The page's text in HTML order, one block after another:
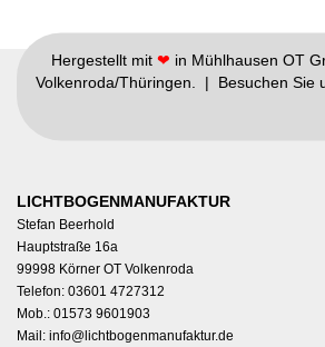
Hergestellt mit ❤ in Mühlhausen OT
Volkenroda/Thüringen. | Besuchen Sie
LICHTBOGENMANUFAKTUR
Stefan Beerhold
Hauptstraße 16a
99998 Körner OT Volkenroda
Telefon: 03601 4727312
Mob.: 01573 9601903
Mail: info@lichtbogenmanufaktur.de